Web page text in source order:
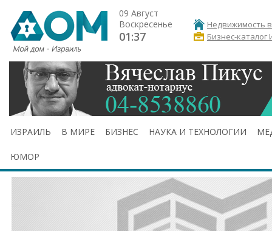
09 Август
Воскресенье
01:37
Недвижимость
Бизнес-каталог
ИЗРАИЛЬ В МИРЕ БИЗНЕС НАУКА И ТЕХНОЛОГИИ
ЮМОР